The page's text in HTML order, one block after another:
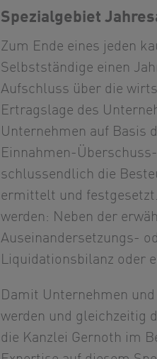
Spezialgebiet
Zum Ende eines jeden
Selbstständige einen
Aufschluss über die
Ertragslage des
Unternehmen auf Basis
Einnahmen-
schlussendlich die
ermittelt und
werden: Neben der
Auseinandersetzungs-
Liquidationsbilanz oder
Damit Unternehmen
werden und gleichzeitig
die Kanzlei Gernoth im